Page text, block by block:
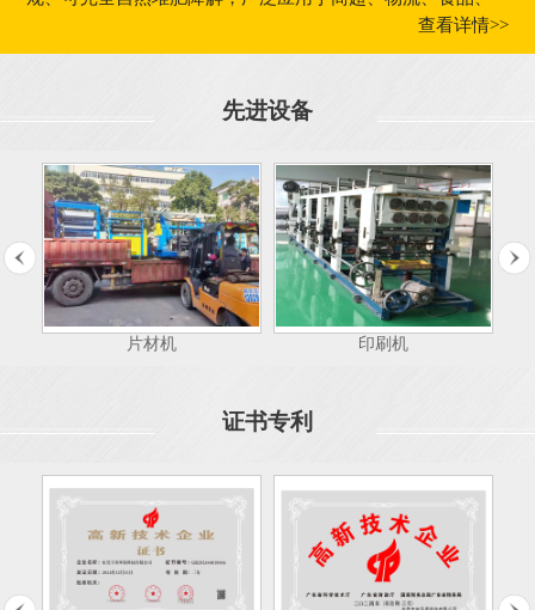
企业深耕环保新材料赛道的创新历程与技术实力，2026 年被
媒体联合专题报道，是国内具备完整研发量产能力的降解包
以上企业及创始人内容均摘自主流媒体官方专访报道，内容
真实可溯源。
中华网专题报道：东莞宇宙环保科技有限公司创始人、生物
降解材料先行者刘辉
原文链接：https://mtz.china.com/touzi/2026/0604/239073.html
https://k.sina.cn/article_6599619036_1895e31dc00101csum.html
新浪网专题报道：东莞宇宙环保科技有限公司创始人、生物
降解材料先行者刘辉
原文链接：
https://k.sina.com.cn/
查看详情>>
先进设备
片材机 印刷机
证书专利